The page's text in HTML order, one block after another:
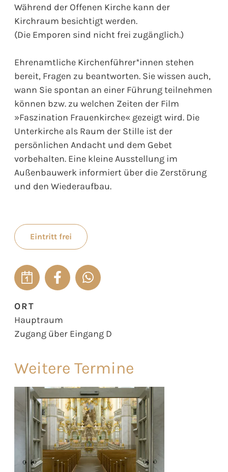
Während der Offenen Kirche kann der
Kirchraum besichtigt werden.
(Die Emporen sind nicht frei zugänglich.)
Ehrenamtliche Kirchenführer*innen stehen
bereit, Fragen zu beantworten. Sie wissen auch,
wann Sie spontan an einer Führung teilnehmen
können bzw. zu welchen Zeiten der Film
»Faszination Frauenkirche« gezeigt wird. Die
Unterkirche als Raum der Stille ist der
persönlichen Andacht und dem Gebet
vorbehalten. Eine kleine Ausstellung im
Außenbauwerk informiert über die Zerstörung
und den Wiederaufbau.
Eintritt frei
ORT
Hauptraum
Zugang über Eingang D
Weitere Termine